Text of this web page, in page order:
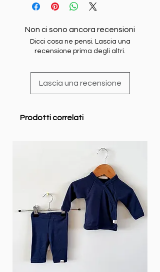
Non ci sono ancora recensioni
Dicci cosa ne pensi. Lascia una
recensione prima degli altri.
Lascia una recensione
Prodotti correlati